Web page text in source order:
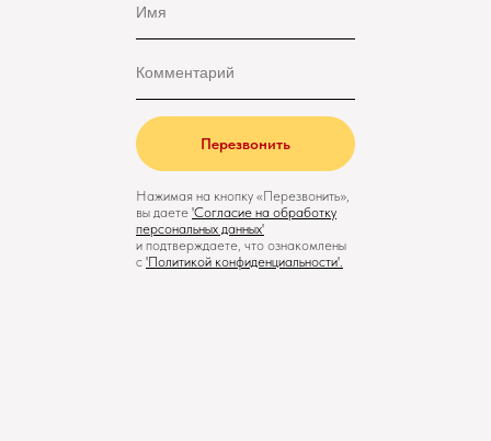
Перезвонить
Нажимая на кнопку «Перезвонить»,
вы даете 'Cогласие на обработку
персональных данных'
и подтверждаете, что ознакомлены
с 'Политикой конфиденциальности'.